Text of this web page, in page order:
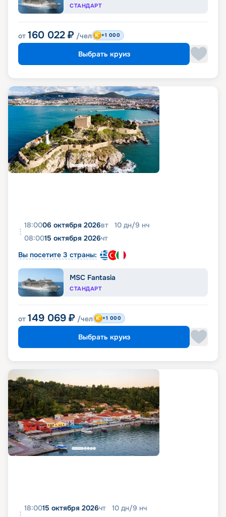
СТАНДАРТ
от 160 022 ₽ /чел +1 000
Выбрать круиз
18:0006 октября 2026вт 10 дн/9 нч
08:0015 октября 2026чт
Вы посетите 3 страны:
MSC Fantasia
СТАНДАРТ
от 149 069 ₽ /чел +1 000
Выбрать круиз
18:0015 октября 2026чт 10 дн/9 нч